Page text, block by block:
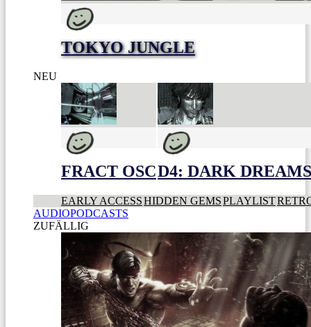
TOKYO JUNGLE
NEU
FRACT OSCD4: DARK
EARLY ACCESSHIDDEN GEMSPLAYLIST
AUDIOPODCASTS
ZUFÄLLIG